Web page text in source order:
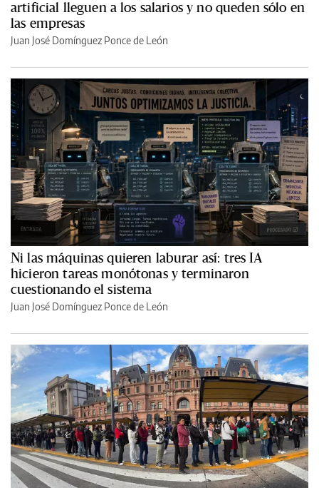
artificial lleguen a los salarios y no queden sólo en
las empresas
Juan José Domínguez Ponce de León
Ni las máquinas quieren laburar así: tres IA
hicieron tareas monótonas y terminaron
cuestionando el sistema
Juan José Domínguez Ponce de León